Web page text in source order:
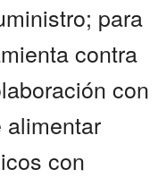
para
contra
con
alimentar
con